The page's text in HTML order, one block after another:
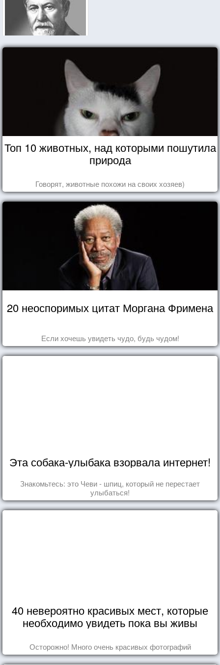
Топ 10 животных, над которыми пошутила
природа
Говорят, животные похожи на своих хозяев)
20 неоспоримых цитат Моргана Фримена
Если хочешь увидеть чудо, будь чудом!
Эта собака-улыбака взорвала интернет!
Знакомьтесь: это Чеви - шпиц, который не перестает
улыбаться!
40 невероятно красивых мест, которые
необходимо увидеть пока вы живы
Осторожно! Много очень красивых фотографий